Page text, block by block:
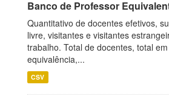
Banco de Professor
Quantitativo de docentes efetivos,
livre, visitantes e visitantes
trabalho. Total de docentes, total
equivalência,...
CSV